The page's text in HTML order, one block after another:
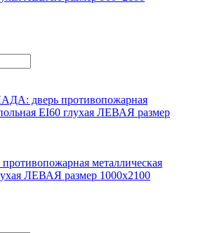
металлическая
ЛЕВАЯ размер 1000х2100